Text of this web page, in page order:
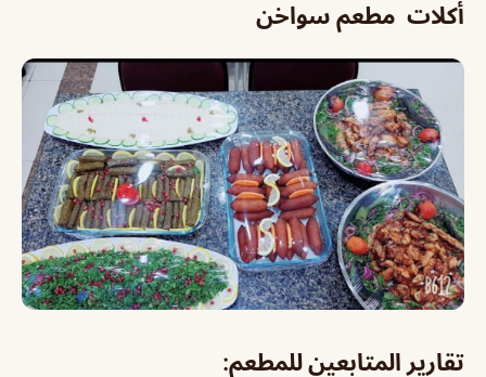
أكلات مطعم سواخن
تقارير المتابعين للمطعم: